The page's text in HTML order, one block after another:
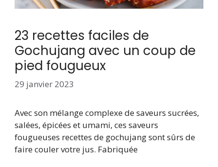
23 recettes faciles de
Gochujang avec un coup de
pied fougueux
29 janvier 2023
Avec son mélange complexe de saveurs sucrées,
salées, épicées et umami, ces saveurs
fougueuses recettes de gochujang sont sûrs de
faire couler votre jus. Fabriquée